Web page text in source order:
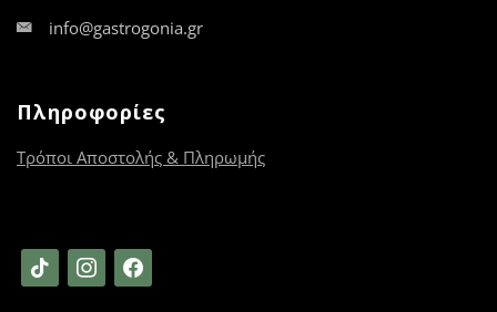
info@gastrogonia.gr
Πληροφορίες
Τρόποι Αποστολής & Πληρωμής
tiktok instagramfacebook